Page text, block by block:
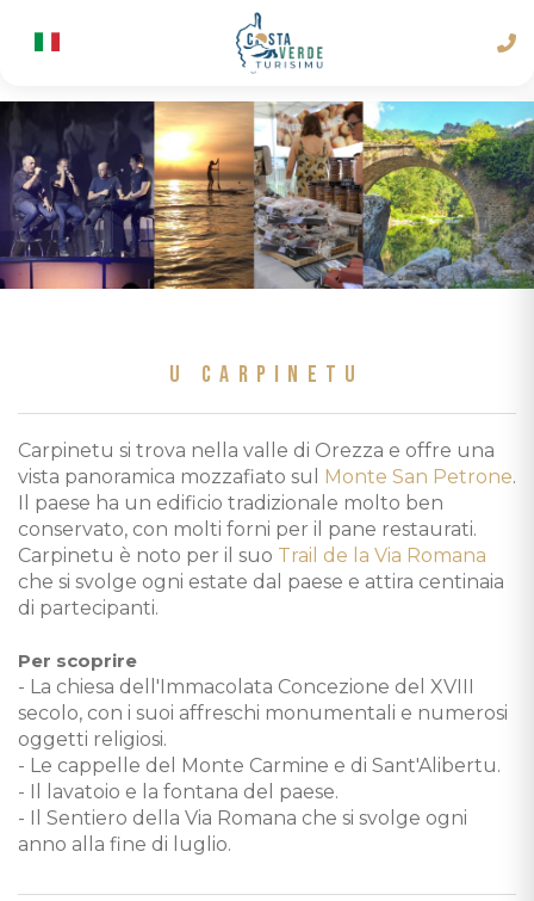
U CARPINETU
Carpinetu si trova nella valle di Orezza e offre una
vista panoramica mozzafiato sul Monte San Petrone.
Il paese ha un edificio tradizionale molto ben
conservato, con molti forni per il pane restaurati.
Carpinetu è noto per il suo Trail de la Via Romana
che si svolge ogni estate dal paese e attira centinaia
di partecipanti.
Per scoprire
- La chiesa dell'Immacolata Concezione del XVIII
secolo, con i suoi affreschi monumentali e numerosi
oggetti religiosi.
- Le cappelle del Monte Carmine e di Sant'Alibertu.
- Il lavatoio e la fontana del paese.
- Il Sentiero della Via Romana che si svolge ogni
anno alla fine di luglio.